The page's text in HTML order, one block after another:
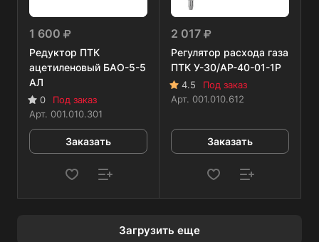
1 600
Редуктор ПТК
ацетиленовый БАО-5-5
АЛ
0
Под заказ
Арт. 001.010.301
Заказать
2 017
Регулятор расхода газа
ПТК У-30/АР-40-01-1Р
4.5
Под заказ
Арт. 001.010.612
Заказать
Загрузить еще